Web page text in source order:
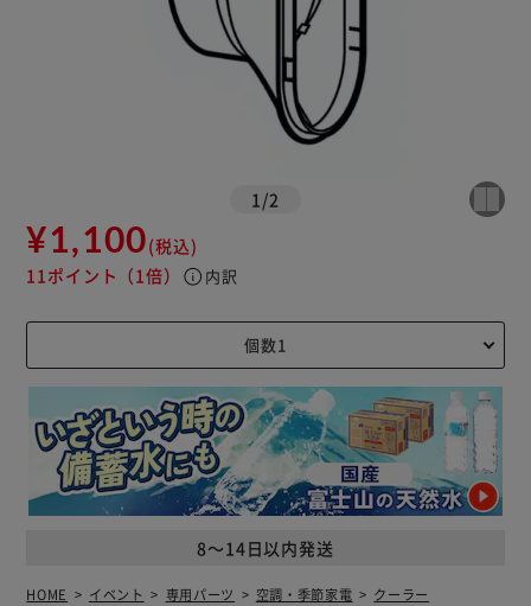
1 /2
¥1,100(税込)
11ポイント （1倍） info 内訳
8～14日以内発送
HOME イベント 専用パーツ 空調・季節家電
クーラー